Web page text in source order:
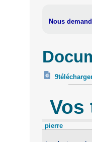
Nous
Vos
pierre